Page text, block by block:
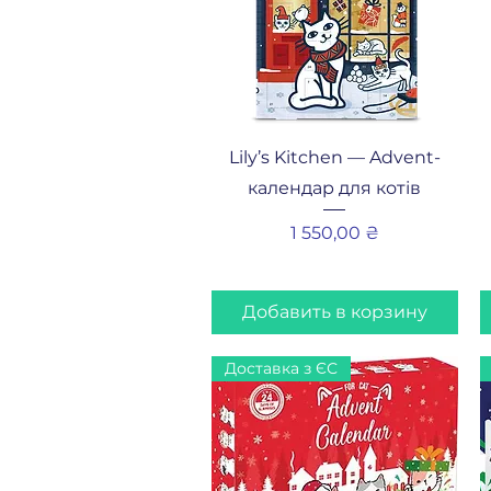
Быстрый просмотр
Lily’s Kitchen — Advent-
календар для котів
Цена
1 550,00 ₴
Добавить в корзину
Доставка з ЄС